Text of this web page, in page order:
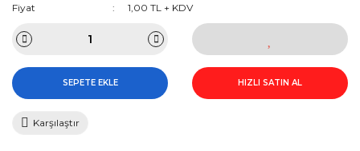
Fiyat
1,00 TL + KDV
SEPETE EKLE HIZLI SATIN AL
Karşılaştır